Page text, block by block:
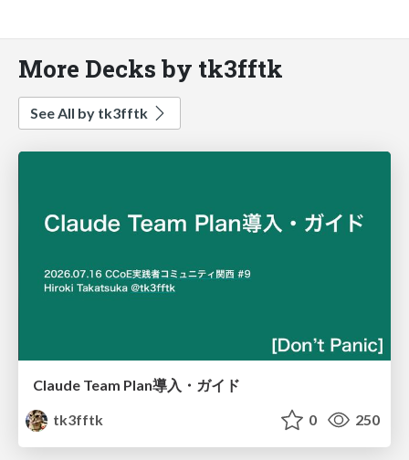
More Decks by tk3fftk
See All by tk3fftk
Claude Team Plan導入・ガイド
tk3fftk
0 250